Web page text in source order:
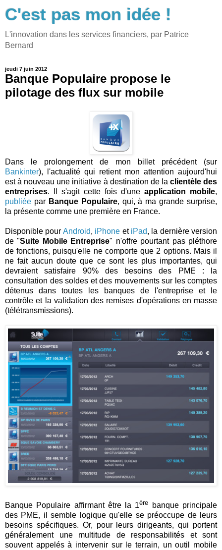
C'est pas mon idée !
L'innovation dans les services financiers, par Patrice
Bernard
jeudi 7 juin 2012
Banque Populaire propose le
pilotage des flux sur mobile
Dans le prolongement de mon billet précédent (sur
Bankinter), l'actualité qui retient mon attention aujourd'hui
est à nouveau une initiative à destination de la clientèle des
entreprises. Il s'agit cette fois d'une application mobile,
publiée par Banque Populaire, qui, à ma grande surprise,
la présente comme une première en France.
Disponible pour Android, iPhone et iPad, la dernière version
de "Suite Mobile Entreprise" n'offre pourtant pas pléthore
de fonctions, puisqu'elle ne comporte que 2 options. Mais il
ne fait aucun doute que ce sont les plus importantes, qui
devraient satisfaire 90% des besoins des PME : la
consultation des soldes et des mouvements sur les comptes
détenus dans toutes les banques de l'entreprise et le
contrôle et la validation des remises d'opérations en masse
(télétransmissions).
Banque Populaire affirmant être la 1ère banque principale
des PME, il semble logique qu'elle se préoccupe de leurs
besoins spécifiques. Or, pour leurs dirigeants, qui portent
généralement une multitude de responsabilités et sont
souvent appelés à intervenir sur le terrain, un outil mobile